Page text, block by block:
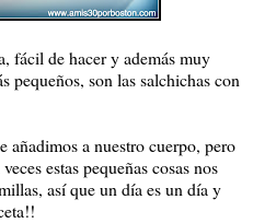
fácil de hacer y además muy
pequeños, son las salchichas con
añadimos a nuestro cuerpo, pero
estas pequeñas cosas nos
así que un día es un día y